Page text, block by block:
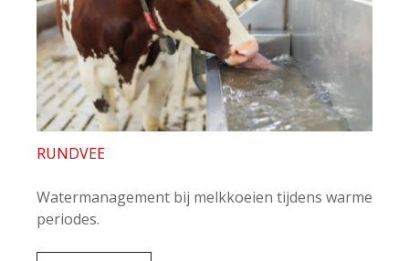
RUNDVEE
Watermanagement bij melkkoeien tijdens warme
periodes.